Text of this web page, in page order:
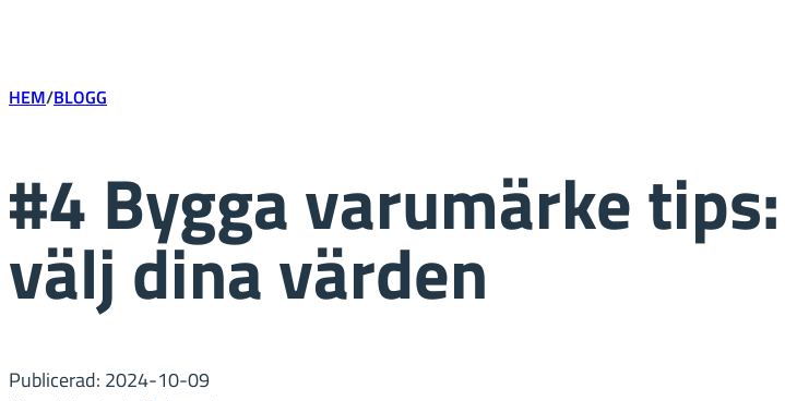
HEM/BLOGG
#4 Bygga varumärke tips:
välj dina värden
Publicerad: 2024-10-09